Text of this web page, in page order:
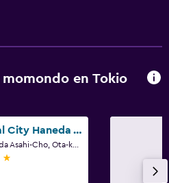
en Tokio
Hotel Jal City Haneda Tokyo